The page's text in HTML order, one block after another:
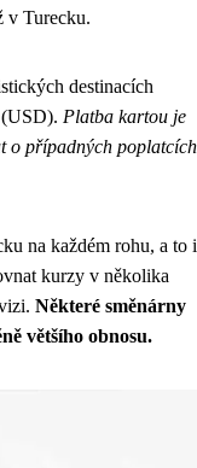
v Turecku.
destinacích
Platba kartou je
o případných poplatcích
na každém rohu, a to i
kurzy v několika
Některé směnárny
většího obnosu.